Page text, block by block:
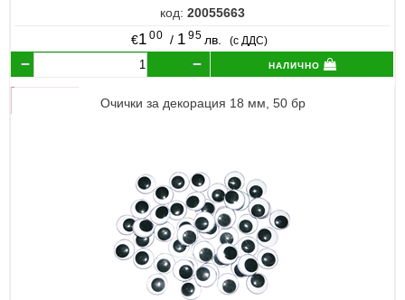
код: 20055663
€1 00 / 1 95 лв. (с ДДС)
налично
Очички за декорация 18 мм, 50 бр